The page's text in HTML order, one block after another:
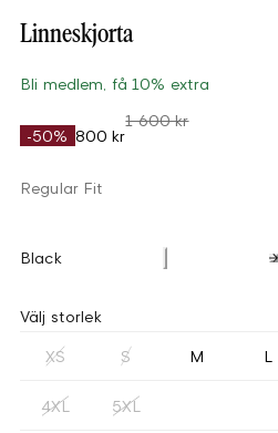
Linneskjorta
Bli medlem, få 10% extra
-50% 800 kr
1 600 kr
Regular Fit
Black
Välj storlek
XS S M L
4XL 5XL